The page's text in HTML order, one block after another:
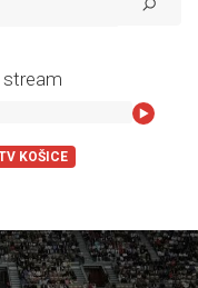
stream
KOŠICE